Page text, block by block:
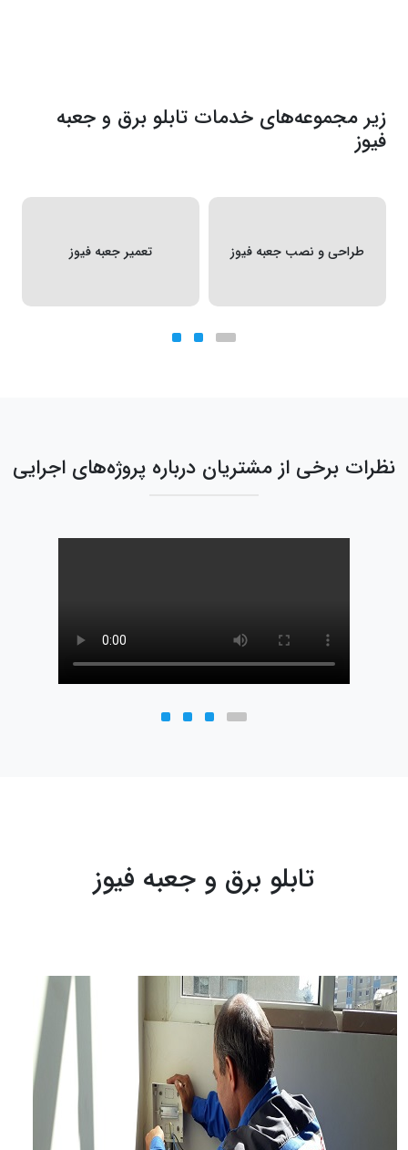
زیر مجموعه‌های خدمات تابلو برق و جعبه
فیوز
طراحی و نصب جعبه فیوز تعمیر جعبه فیوز
نظرات برخی از مشتریان درباره پروژه‌های اجرایی
تابلو برق و جعبه فیوز